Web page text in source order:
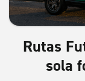
Rutas
sola